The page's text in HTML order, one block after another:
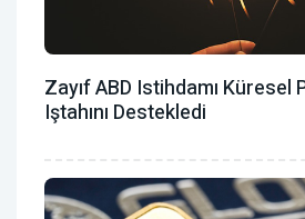
Zayıf ABD Istihdamı Küresel
Iştahını Destekledi